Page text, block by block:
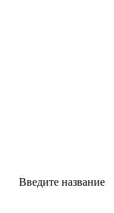
Введите название